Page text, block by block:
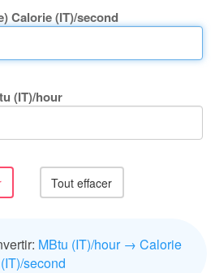
Calorie (IT)/second
(IT)/hour
MBtu (IT)/hour → Calorie
(IT)/second